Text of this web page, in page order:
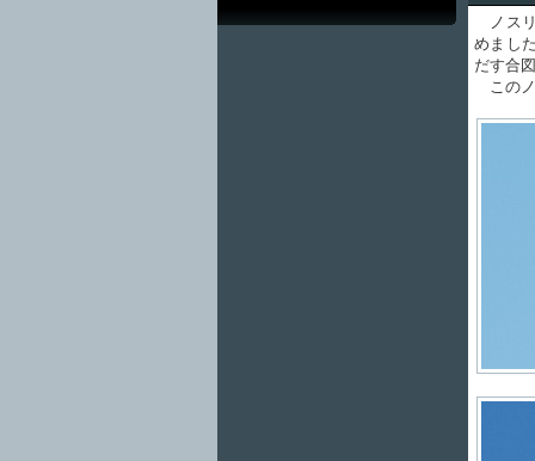
ノスリ
めまし
だす合
このノ